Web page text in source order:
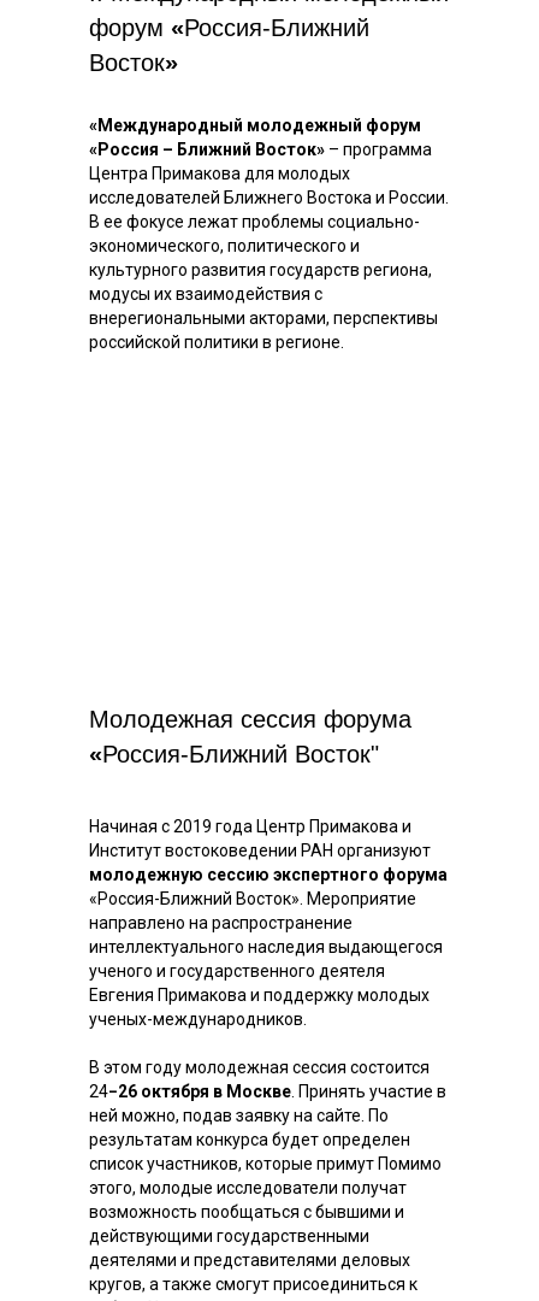
форум «Россия-Ближний
Восток»
Начиная с 2019 года Центр Примакова и
Институт востоковедении РАН организуют
молодежную сессию экспертного форума
«Россия-Ближний Восток». Мероприятие
направлено на распространение
интеллектуального наследия выдающегося
ученого и государственного деятеля
Евгения Примакова и поддержку молодых
ученых-международников.
В этом году молодежная сессия состоится
24−26 октября в Москве . Принять участие в
ней можно, подав заявку на сайте. По
результатам конкурса будет определен
список участников, которые примут Помимо
этого, молодые исследователи получат
возможность пообщаться с бывшими и
действующими государственными
деятелями и представителями деловых
кругов, а также смогут присоединиться к
«Международный молодежный форум
«Россия – Ближний Восток» – программа
Центра Примакова для молодых
исследователей Ближнего Востока и России.
В ее фокусе лежат проблемы социально-
экономического, политического и
культурного развития государств региона,
модусы их взаимодействия с
внерегиональными акторами, перспективы
российской политики в регионе.
Молодежная сессия форума
«Россия-Ближний Восток"